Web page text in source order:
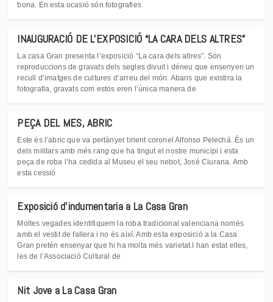
bona. En esta ocasió són fotografies
INAUGURACIÓ DE L'EXPOSICIÓ “LA CARA DELS ALTRES”
La casa Gran presenta l’exposició “La cara dels altres”. Són
reproduccions de gravats dels segles divuit i déneu que ensenyen un
recull d’imatges de cultures d’arreu del món. Abans que existira la
fotografia, gravats com estos eren l’única manera de
PEÇA DEL MES, ABRIC
Este és l’abric que va pertànyer tinent coronel Alfonso Pelechá. És un
dels militars amb més rang que ha tingut el nostre municipi i esta
peça de roba l’ha cedida al Museu el seu nebot, José Ciurana. Amb
esta cessió
Exposició d'indumentaria a La Casa Gran
Moltes vegades identifiquem la roba tradicional valenciana només
amb el vestit de fallera i no és així. Amb esta exposició a la Casa
Gran pretén ensenyar que hi ha molta més varietat.I han estat elles,
les de l’Associació Cultural de
Nit Jove a La Casa Gran